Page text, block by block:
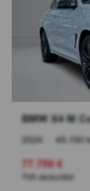
BMW X4 M
2024 45.150
77.759 €
TVA deductibil